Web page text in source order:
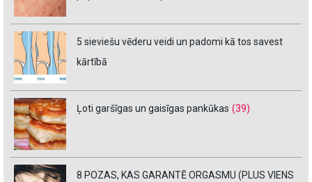
5 sieviešu vēderu veidi un padomi kā tos savest
kārtībā
Ļoti garšīgas un gaisīgas pankūkas (39)
8 POZAS, KAS GARANTĒ ORGASMU (PLUS VIENS